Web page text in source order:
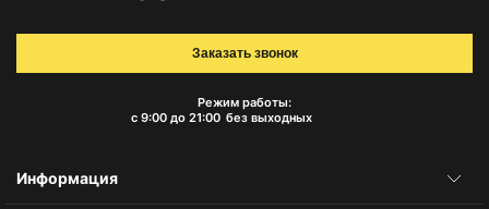
Режим работы:
с 9:00 до 21:00 без выходных
Заказать звонок
Информация